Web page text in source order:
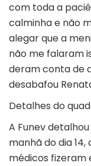
com toda a
calminha e não
alegar que a
não me falaram
deram conta de
desabafou
Detalhes do
A Funev
manhã do dia
médicos fizeram